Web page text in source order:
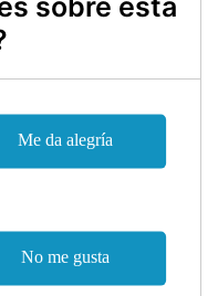
sobre esta